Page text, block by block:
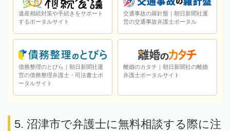
遺産相続対策や手続きをサポート
するポータルサイト
交通事故の羅針盤｜朝日新聞社運
営の交通事故弁護士ポータル
債務整理のとびら｜朝日新聞社運
営の債務整理弁護士・司法書士ポ
ータルサイト
離婚のカタチ｜朝日新聞社の離婚
弁護士ポータルサイト
5. 沼津市で弁護士に無料相談する際に注